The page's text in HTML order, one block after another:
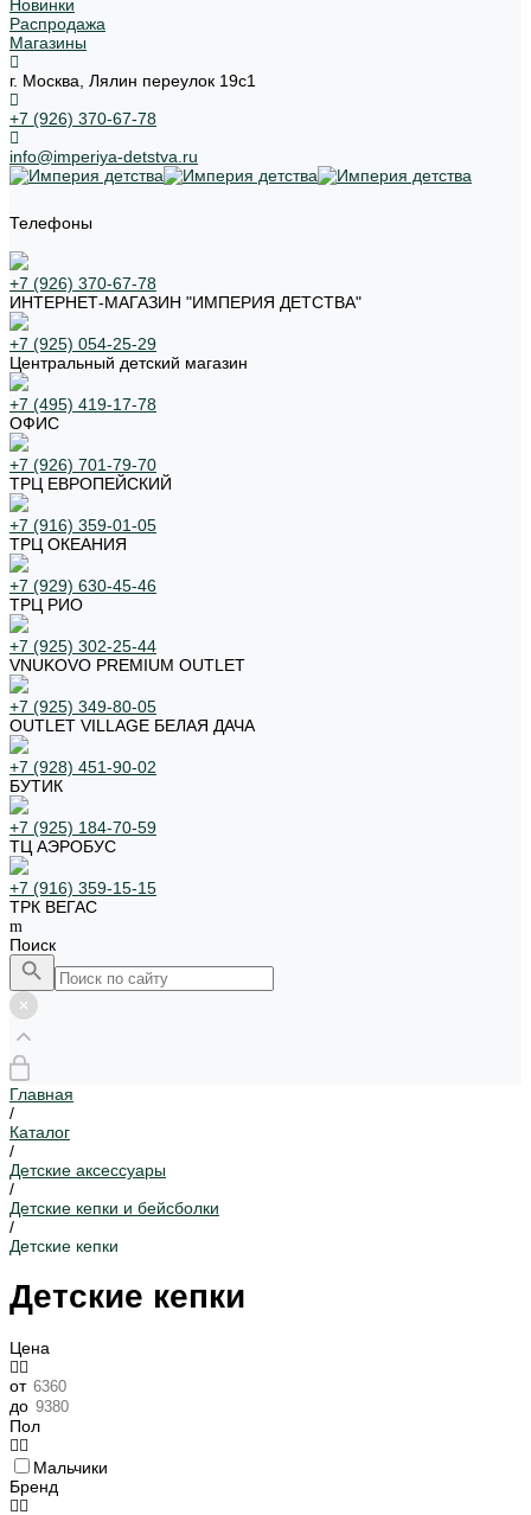
Новинки
Распродажа
Магазины
г. Москва, Лялин переулок 19с1
+7 (926) 370-67-78
info@imperiya-detstva.ru
Телефоны
+7 (926) 370-67-78
ИНТЕРНЕТ-МАГАЗИН "ИМПЕРИЯ ДЕТСТВА"
+7 (925) 054-25-29
Центральный детский магазин
+7 (495) 419-17-78
ОФИС
+7 (926) 701-79-70
ТРЦ ЕВРОПЕЙСКИЙ
+7 (916) 359-01-05
ТРЦ ОКЕАНИЯ
+7 (929) 630-45-46
ТРЦ РИО
+7 (925) 302-25-44
VNUKOVO PREMIUM OUTLET
+7 (925) 349-80-05
OUTLET VILLAGE БЕЛАЯ ДАЧА
+7 (928) 451-90-02
БУТИК
+7 (925) 184-70-59
ТЦ АЭРОБУС
+7 (916) 359-15-15
ТРК ВЕГАС
Поиск
Главная
/
Каталог
/
Детские аксессуары
/
Детские кепки и бейсболки
/
Детские кепки
Детские кепки
Цена
от
до
Пол
Мальчики
Бренд